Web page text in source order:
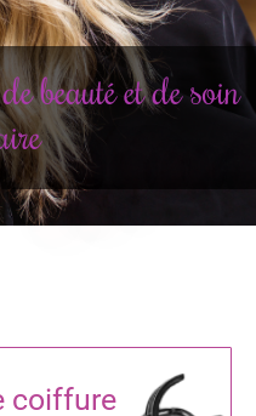
beauté et de soin
coiffure